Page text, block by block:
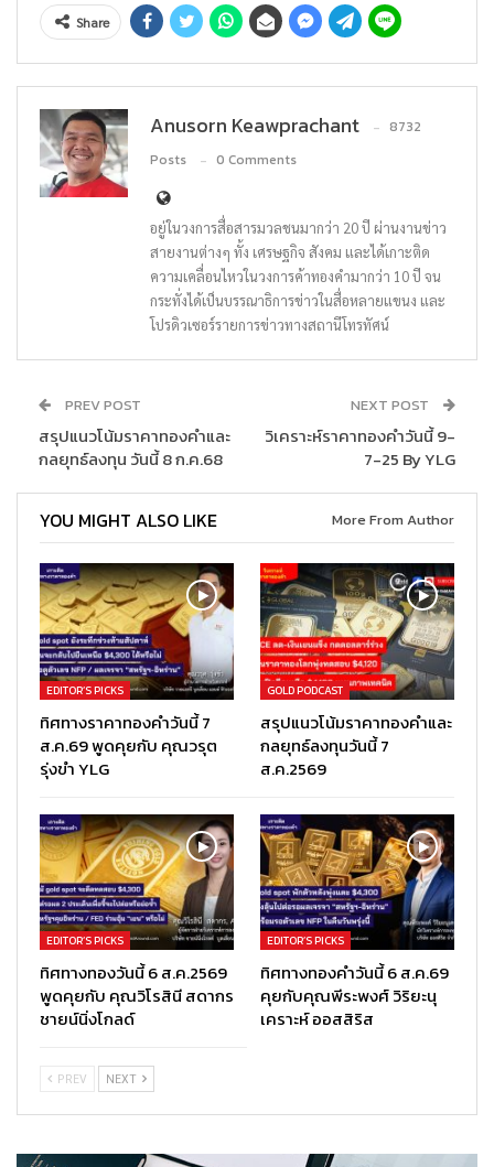
Share
Anusorn Keawprachant
8732
Posts
0 Comments
อยู่ในวงการสื่อสารมวลชนมากว่า 20 ปี ผ่านงานข่าว
สายงานต่างๆ ทั้ง เศรษฐกิจ สังคม และได้เกาะติด
ความเคลื่อนไหวในวงการค้าทองคำมากว่า 10 ปี จน
กระทั่งได้เป็นบรรณาธิการข่าวในสื่อหลายแขนง และ
โปรดิวเซอร์รายการข่าวทางสถานีโทรทัศน์
PREV POST
สรุปแนวโน้มราคาทองคำและ
กลยุทธ์ลงทุน วันนี้ 8 ก.ค.68
NEXT POST
วิเคราะห์ราคาทองคำวันนี้ 9-
7-25 By YLG
YOU MIGHT ALSO LIKE More From Author
EDITOR’S PICKS
ทิศทางราคาทองคำวันนี้ 7
ส.ค.69 พูดคุยกับ คุณวรุต
รุ่งขำ YLG
GOLD PODCAST
สรุปแนวโน้มราคาทองคำและ
กลยุทธ์ลงทุนวันนี้ 7
ส.ค.2569
EDITOR’S PICKS
ทิศทางทองวันนี้ 6 ส.ค.2569
พูดคุยกับ คุณวิโรสินี สดากร
ชายน์นิ่งโกลด์
EDITOR’S PICKS
ทิศทางทองคำวันนี้ 6 ส.ค.69
คุยกับคุณพีระพงศ์ วิริยะนุ
เคราะห์ ออสสิริส
PREV NEXT